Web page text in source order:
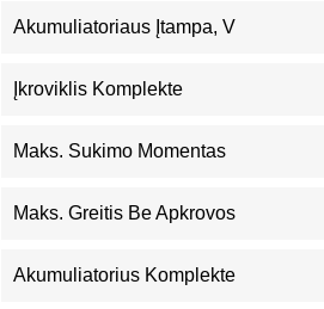
Akumuliatoriaus Įtampa, V
Įkroviklis Komplekte
Maks. Sukimo Momentas
Maks. Greitis Be Apkrovos
Akumuliatorius Komplekte